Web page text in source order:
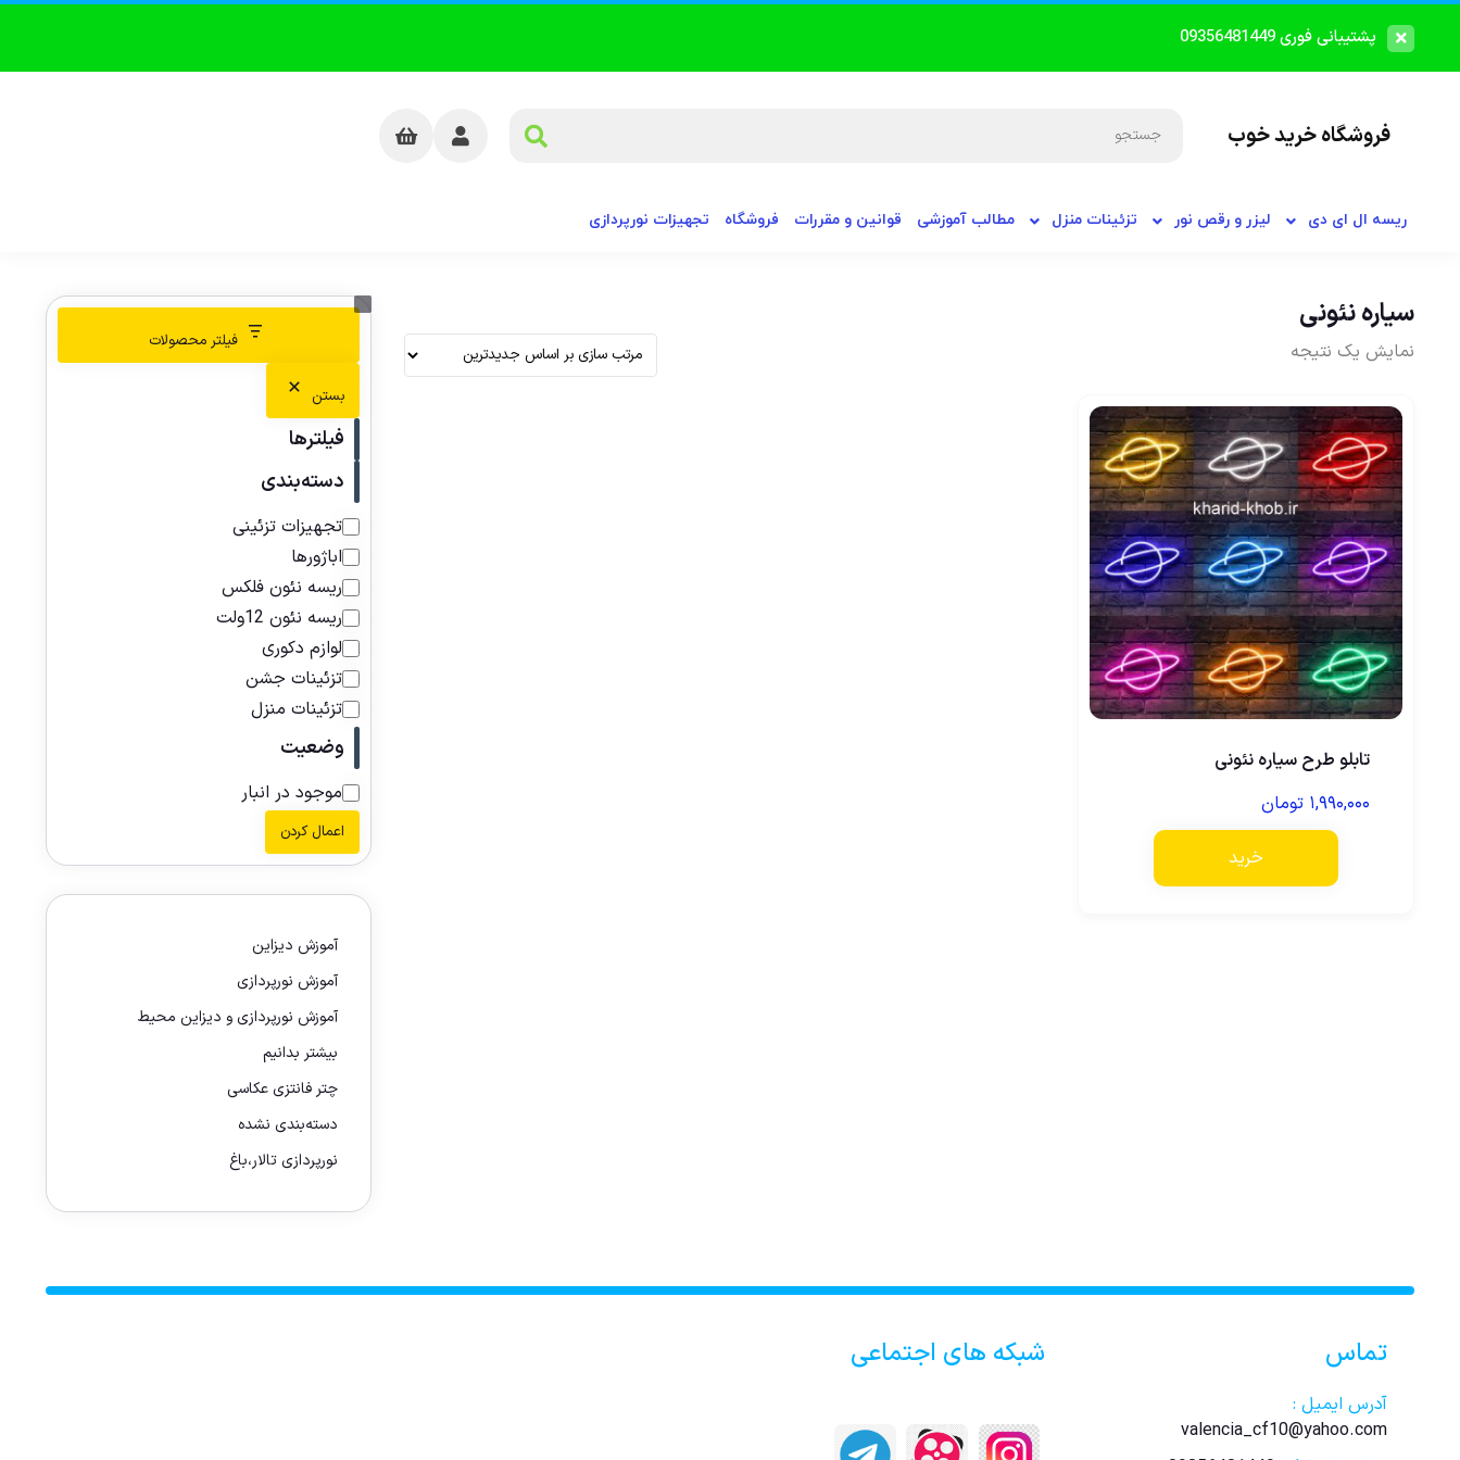
پشتیبانی فوری 09356481449
فروشگاه خرید خوب
ریسه ال ای دی لیزر و رقص نور تزئینات منزل مطالب آموزشی قوانین و مقررات فروشگاه تجهیزات نورپردازی
سیاره نئونی
نمایش یک نتیجه
تابلو طرح سیاره نئونی
۱,۹۹۰,۰۰۰ تومان
خرید
فیلتر محصولات
بستن
فیلترها
دسته‌بندی
تجهیزات تزئینی
اباژورها
ریسه نئون فلکس
ریسه نئون 12ولت
لوازم دکوری
تزئینات جشن
تزئینات منزل
وضعیت
موجود در انبار
اعمال کردن
آموزش دیزاین
آموزش نورپردازی
آموزش نورپردازی و دیزاین محیط
بیشتر بدانیم
چتر فانتزی عکاسی
دسته‌بندی نشده
نورپردازی تالار،باغ
تماس
آدرس ایمیل :
valencia_cf10@yahoo.com
شبکه های اجتماعی